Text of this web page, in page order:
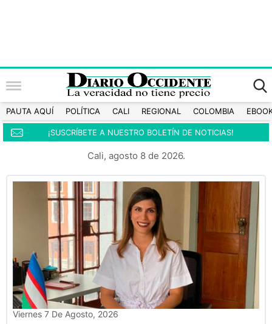
PAUTA AQUÍ POLÍTICA CALI REGIONAL COLOMBIA
¡SUSCRÍBETE A NUESTRO BOLETÍN DE NOTICIAS!
Cali, agosto 8 de 2026.
Viernes 7 De Agosto, 2026